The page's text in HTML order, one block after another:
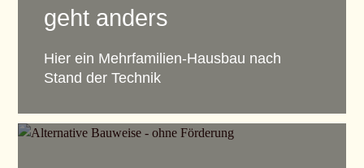
geht anders
Hier ein Mehrfamilien-Hausbau nach
Stand der Technik